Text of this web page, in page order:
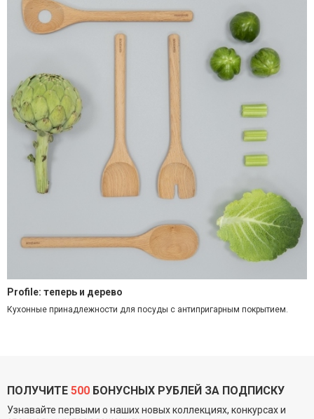
Profile: теперь и дерево
Кухонные принадлежности для посуды с антипригарным покрытием.
ПОЛУЧИТЕ 500 БОНУСНЫХ РУБЛЕЙ ЗА ПОДПИСКУ
Узнавайте первыми о наших новых коллекциях, конкурсах и